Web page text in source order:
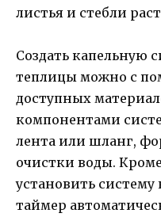
листья и стебли
Создать капельную
теплицы можно с
доступных
компонентами
лента или шланг,
очистки воды.
установить
таймер